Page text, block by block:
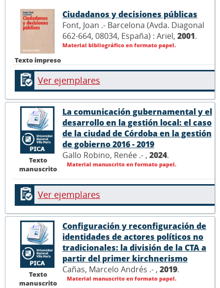
Texto impreso
Ciudadanos y decisiones públicas
Font, Joan .- Barcelona (Avda. Diagonal
662-664, 08034, España) : Ariel, 2001.
Material bibliográfico en formato papel.
Ver ejemplares
Texto
manuscrito
La comunicación gubernamental y el
desarrollo en la gestión local: el caso
de la ciudad de Córdoba en la gestión
de gobierno 2016 - 2019
Gallo Robino, Renée .- , 2024.
Material manuscrito en formato papel.
Ver ejemplares
Texto
manuscrito
Configuración y reconfiguración de
identidades de actores políticos no
tradicionales: la división de la CTA a
partir del primer kirchnerismo
Cañas, Marcelo Andrés .- , 2019.
Material manuscrito en formato papel.